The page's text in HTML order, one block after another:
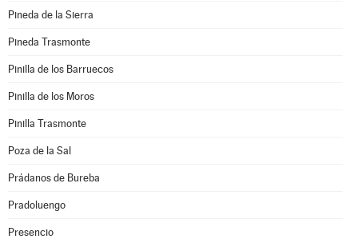
Pineda de la Sierra
Pineda Trasmonte
Pinilla de los Barruecos
Pinilla de los Moros
Pinilla Trasmonte
Poza de la Sal
Prádanos de Bureba
Pradoluengo
Presencio